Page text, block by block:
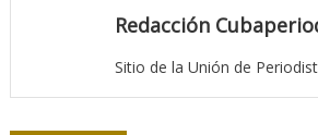
Redacción
Sitio de la Unión de